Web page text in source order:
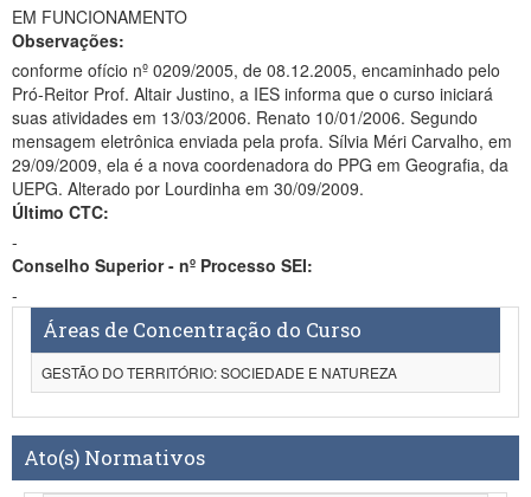
EM FUNCIONAMENTO
Observações:
conforme ofício nº 0209/2005, de 08.12.2005, encaminhado pelo
Pró-Reitor Prof. Altair Justino, a IES informa que o curso iniciará
suas atividades em 13/03/2006. Renato 10/01/2006. Segundo
mensagem eletrônica enviada pela profa. Sílvia Méri Carvalho, em
29/09/2009, ela é a nova coordenadora do PPG em Geografia, da
UEPG. Alterado por Lourdinha em 30/09/2009.
Último CTC:
-
Conselho Superior - nº Processo SEI:
-
Áreas de Concentração do Curso
GESTÃO DO TERRITÓRIO: SOCIEDADE E NATUREZA
Ato(s) Normativos